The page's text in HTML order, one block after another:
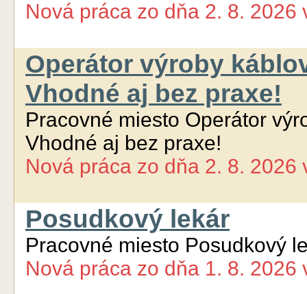
Nová práca zo dňa 2. 8. 2026
Operátor výroby
Vhodné aj bez praxe!
Pracovné miesto Operátor
Vhodné aj bez praxe!
Nová práca zo dňa 2. 8. 2026
Posudkový lekár
Pracovné miesto Posudkový
Nová práca zo dňa 1. 8. 2026